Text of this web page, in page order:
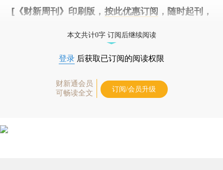
[《财新周刊》印刷版， 按此优惠订阅 ，随时起刊，
本文共计0字 订阅后继续阅读
登录 后获取已订阅的阅读权限
财新通会员
可畅读全文
订阅/会员升级